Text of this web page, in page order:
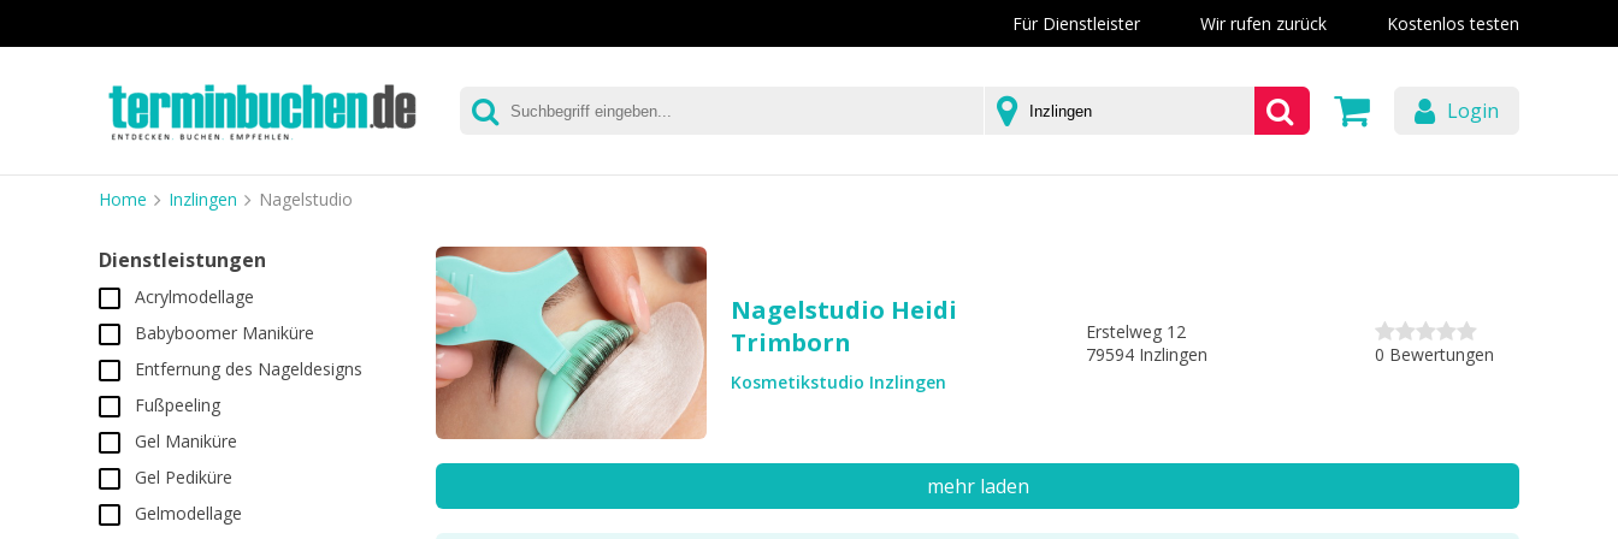
Für Dienstleister Wir rufen zurück Kostenlos testen
Login
Home Inzlingen Nagelstudio
Dienstleistungen
Acrylmodellage
Babyboomer Maniküre
Entfernung des Nageldesigns
Fußpeeling
Gel Maniküre
Gel Pediküre
Gelmodellage
Nagelstudio Heidi
Trimborn
Kosmetikstudio Inzlingen
Erstelweg 12
79594 Inzlingen
0 Bewertungen
mehr laden